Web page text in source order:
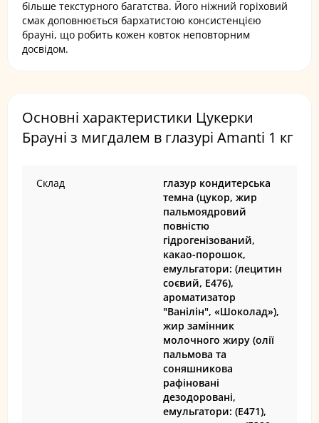
більше текстурного багатства. Його ніжний горіховий
смак доповнюється бархатистою консистенцією
брауні, що робить кожен ковток неповторним
досвідом.
Основні характеристики Цукерки
Брауні з мигдалем в глазурі Amanti 1 кг
Склад
глазур кондитерська
темна (цукор, жир
пальмоядровий
повністю
гідрогенізований,
какао-порошок,
емульгатори: (лецитин
соєвий, Е476),
ароматизатор
"Ванілін", «Шоколад»),
жир замінник
молочного жиру (олії
пальмова та
соняшникова
рафіновані
дезодоровані,
емульгатори: (Е471),